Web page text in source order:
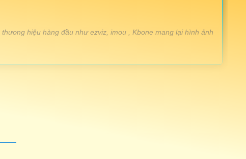
hiệu hàng đầu như ezviz, imou , Kbone mang lại hình ảnh
cao chống mưa nắng
có màu ban đêm